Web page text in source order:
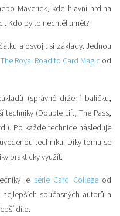
Maverick, kde hlavní hrdina
Kdo by to nechtěl umět?
a osvojit si základy. Jednou
The Royal Road to Card Magic od
(správné držení balíčku,
(Double Lift, The Pass,
Po každé technice následuje
techniku. Díky tomu se
prakticky využít.
je série Card Collegeod
současných autorů a
dílo.